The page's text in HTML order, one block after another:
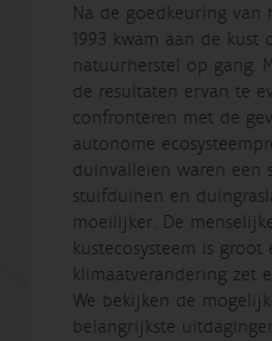
Na de goedkeuring van
1993 kwam aan de kust
natuurherstel op gang.
de resultaten ervan te
confronteren met de
autonome
duinvalleien waren een
stuifduinen en
moeilijker. De
kustecosysteem is groot
klimaatverandering zet
We bekijken de
belangrijkste